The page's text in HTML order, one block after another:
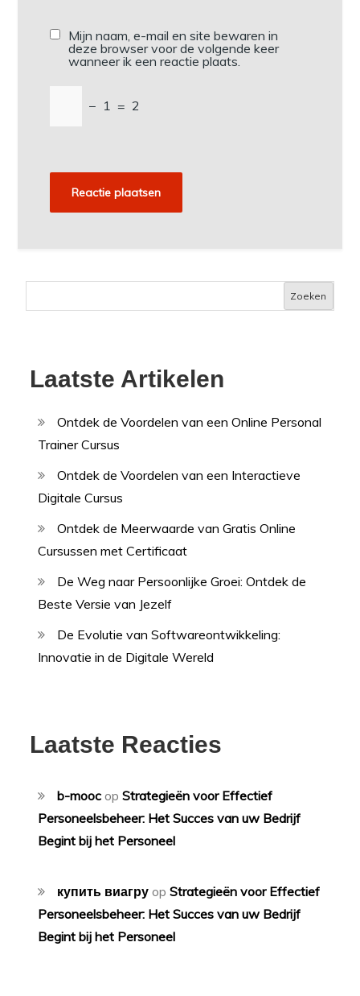
Mijn naam, e-mail en site bewaren in
deze browser voor de volgende keer
wanneer ik een reactie plaats.
− 1 = 2
Zoeken
Laatste Artikelen
Ontdek de Voordelen van een Online Personal
Trainer Cursus
Ontdek de Voordelen van een Interactieve
Digitale Cursus
Ontdek de Meerwaarde van Gratis Online
Cursussen met Certificaat
De Weg naar Persoonlijke Groei: Ontdek de
Beste Versie van Jezelf
De Evolutie van Softwareontwikkeling:
Innovatie in de Digitale Wereld
Laatste Reacties
b-mooc opStrategieën voor Effectief
Personeelsbeheer: Het Succes van uw Bedrijf
Begint bij het Personeel
купить виагру opStrategieën voor Effectief
Personeelsbeheer: Het Succes van uw Bedrijf
Begint bij het Personeel